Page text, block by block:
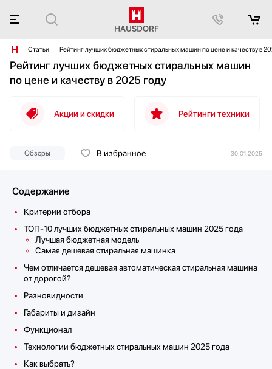
Статьи Рейтинг лучших бюджетных стиральных машин по цене и качеству в
Рейтинг лучших бюджетных стиральных машин
по цене и качеству в 2025 году
Акции и скидки Рейтинги техники
Обзоры В избранное 30.01.2025
Содержание
Критерии отбора
ТОП-10 лучших бюджетных стиральных машин 2025 года
Лучшая бюджетная модель
Самая дешевая стиральная машинка
Чем отличается дешевая автоматическая стиральная машина
от дорогой?
Разновидности
Габариты и дизайн
Функционал
Технологии бюджетных стиральных машин 2025 года
Как выбрать?